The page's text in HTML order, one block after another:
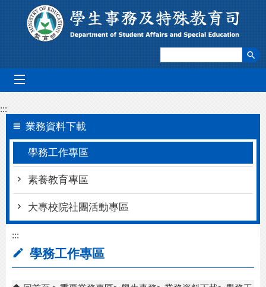
跳到主要內容區塊
:::
業務資料下載
學務工作專區
素養教育專區
大專校院社團活動專區
:::
學務工作專區